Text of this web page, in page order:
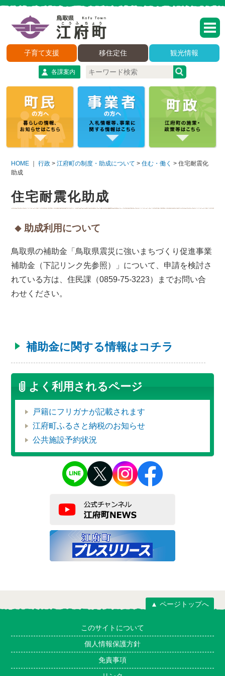
子育て支援 移住定住 観光情報
各課案内
HOME ｜行政 >江府町の制度・助成について >住む・働く >住宅耐震化
助成
住宅耐震化助成
助成利用について
鳥取県の補助金「鳥取県震災に強いまちづくり促進事業
補助金（下記リンク先参照）」について、申請を検討さ
れている方は、住民課（0859-75-3223）までお問い合
わせください。
補助金に関する情報はコチラ
よく利用されるページ
戸籍にフリガナが記載されます
江府町ふるさと納税のお知らせ
公共施設予約状況
▲ ページトップへ
このサイトについて
個人情報保護方針
免責事項